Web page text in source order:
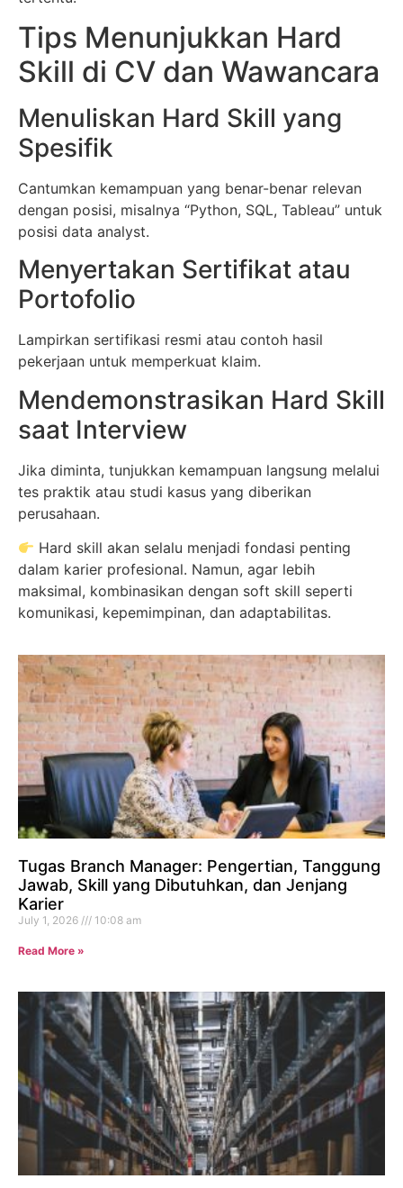
Tips Menunjukkan Hard
Skill di CV dan Wawancara
Menuliskan Hard Skill yang
Spesifik
Cantumkan kemampuan yang benar-benar relevan
dengan posisi, misalnya “Python, SQL, Tableau” untuk
posisi data analyst.
Menyertakan Sertifikat atau
Portofolio
Lampirkan sertifikasi resmi atau contoh hasil
pekerjaan untuk memperkuat klaim.
Mendemonstrasikan Hard Skill
saat Interview
Jika diminta, tunjukkan kemampuan langsung melalui
tes praktik atau studi kasus yang diberikan
perusahaan.
Hard skill akan selalu menjadi fondasi penting
dalam karier profesional. Namun, agar lebih
maksimal, kombinasikan dengan soft skill seperti
komunikasi, kepemimpinan, dan adaptabilitas.
Tugas Branch Manager: Pengertian, Tanggung
Jawab, Skill yang Dibutuhkan, dan Jenjang
Karier
July 1, 2026 10:08 am
Read More »